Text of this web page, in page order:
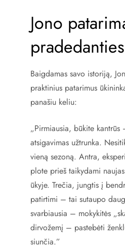
Jono
Baigdamas savo istoriją,
praktinius patarimus
panašiu keliu:
„Pirmiausia, būkite
atsigavimas užtrunka.
vieną sezoną. Antra,
plote prieš taikydami
ūkyje. Trečia, jungtis į
patirtimi – tai sutaupo
svarbiausia – mokykitės
dirvožemį – pastebėti
siunčia.”